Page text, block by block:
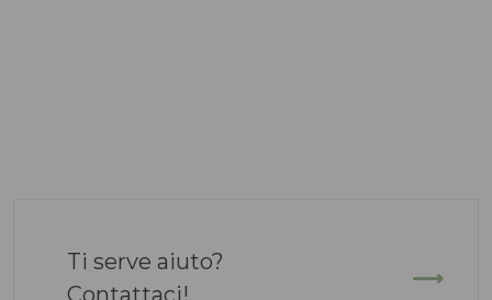
Ti serve aiuto?
Contattaci!